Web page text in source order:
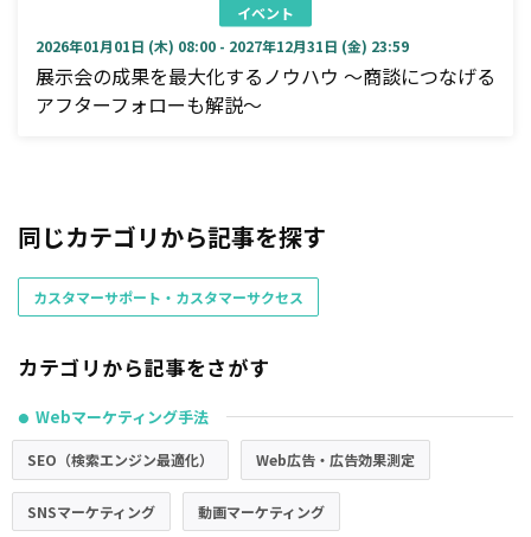
イベント
2026年01月01日 (木) 08:00 - 2027年12月31日 (金) 23:59
展示会の成果を最大化するノウハウ ～商談につなげる
アフターフォローも解説～
同じカテゴリから記事を探す
カスタマーサポート・カスタマーサクセス
カテゴリから記事をさがす
● Webマーケティング手法
SEO（検索エンジン最適化） Web広告・広告効果測定
SNSマーケティング 動画マーケティング